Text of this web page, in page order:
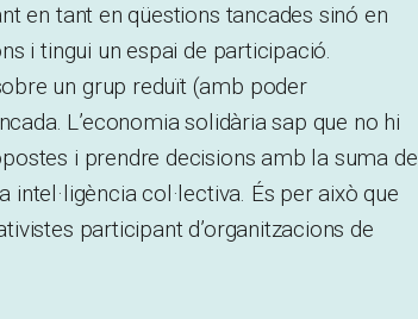
en tant en qüestions tancades sinó en
i tingui un espai de participació.
un grup reduït (amb poder
L’economia solidària sap que no hi
i prendre decisions amb la suma de
col·lectiva. És per això que
participant d’organitzacions de